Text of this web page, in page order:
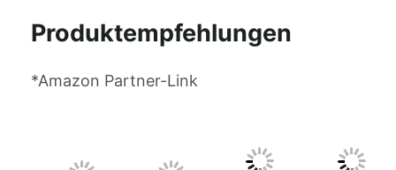
Produktempfehlungen
*Amazon Partner-Link